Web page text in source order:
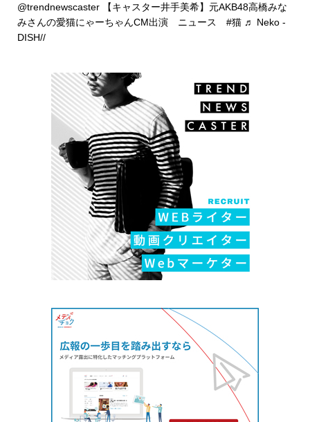
@trendnewscaster【キャスター井手美希】元AKB48高橋みな
みさんの愛猫にゃーちゃんCM出演 ニュース #猫 ♬ Neko -
DISH//